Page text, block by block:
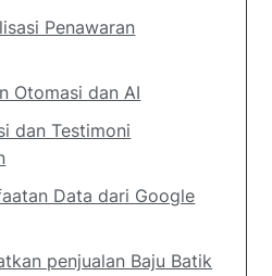
Penawaran
Otomasi dan AI
dan Testimoni
Data dari Google
penjualan Baju Batik